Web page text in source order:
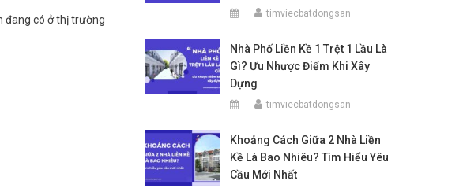
đang có ở thị trường
timviecbatdongsan
Nhà Phố Liền Kề 1 Trệt 1 Lầu Là
Gì? Ưu Nhược Điểm Khi Xây
Dựng
timviecbatdongsan
Khoảng Cách Giữa 2 Nhà Liền
Kề Là Bao Nhiêu? Tìm Hiểu Yêu
Cầu Mới Nhất